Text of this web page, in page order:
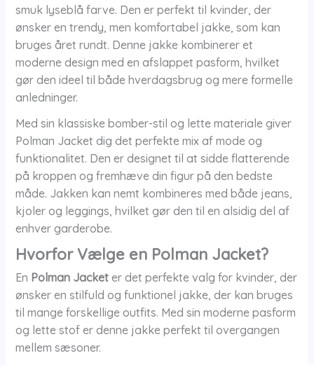
smuk lyseblå farve. Den er perfekt til kvinder, der
ønsker en trendy, men komfortabel jakke, som kan
bruges året rundt. Denne jakke kombinerer et
moderne design med en afslappet pasform, hvilket
gør den ideel til både hverdagsbrug og mere formelle
anledninger.
Med sin klassiske bomber-stil og lette materiale giver
Polman Jacket dig det perfekte mix af mode og
funktionalitet. Den er designet til at sidde flatterende
på kroppen og fremhæve din figur på den bedste
måde. Jakken kan nemt kombineres med både jeans,
kjoler og leggings, hvilket gør den til en alsidig del af
enhver garderobe.
Hvorfor Vælge en Polman Jacket?
En Polman Jacketer det perfekte valg for kvinder, der
ønsker en stilfuld og funktionel jakke, der kan bruges
til mange forskellige outfits. Med sin moderne pasform
og lette stof er denne jakke perfekt til overgangen
mellem sæsoner.